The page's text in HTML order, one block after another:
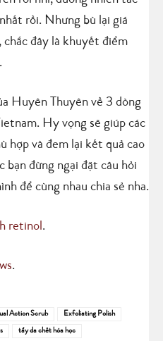
rồi. Nhưng bù lại giá
đây là khuyết điểm
Huyên Thuyên về 3 dòng
Hy vọng sẽ giúp các
hợp và đem lại kết quả cao
bạn đừng ngại đặt câu hỏi
để cùng nhau chia sẻ nha.
retinol.
.
Action Scrub Exfoliating Polish
tẩy da chết hóa học